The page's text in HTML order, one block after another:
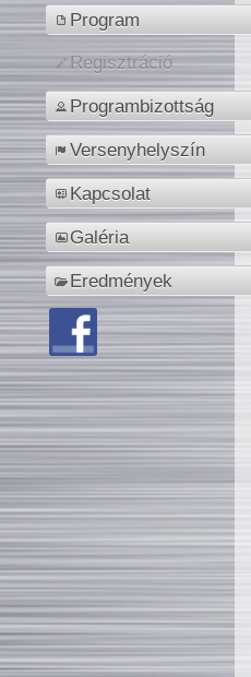
Program
Regisztráció
Programbizottság
Versenyhelyszín
Kapcsolat
Galéria
Eredmények